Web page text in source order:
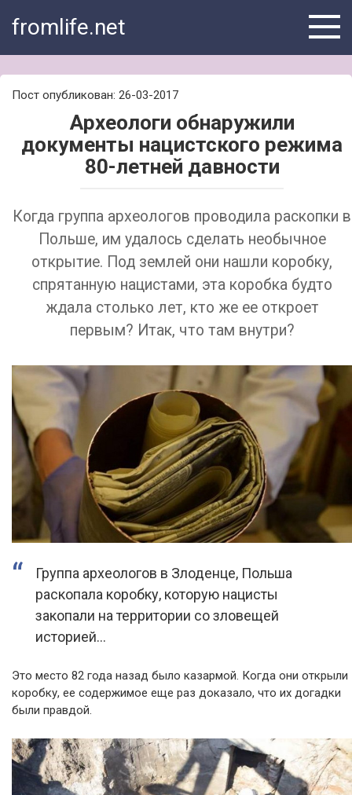
fromlife.net
Пост опубликован: 26-03-2017
Археологи обнаружили
документы нацистского режима
80-летней давности
Когда группа археологов проводила раскопки в
Польше, им удалось сделать необычное
открытие. Под землей они нашли коробку,
спрятанную нацистами, эта коробка будто
ждала столько лет, кто же ее откроет
первым? Итак, что там внутри?
Группа археологов в Злоденце, Польша
раскопала коробку, которую нацисты
закопали на территории со зловещей
историей…
Это место 82 года назад было казармой. Когда они открыли
коробку, ее содержимое еще раз доказало, что их догадки
были правдой.